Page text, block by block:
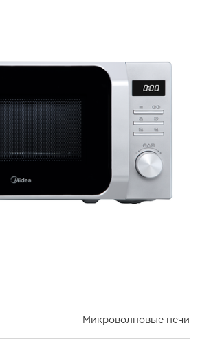
Микроволновые печи